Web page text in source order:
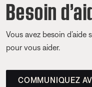
Besoin
Vous avez besoin
pour vous aider.
COMMUNIQUEZ